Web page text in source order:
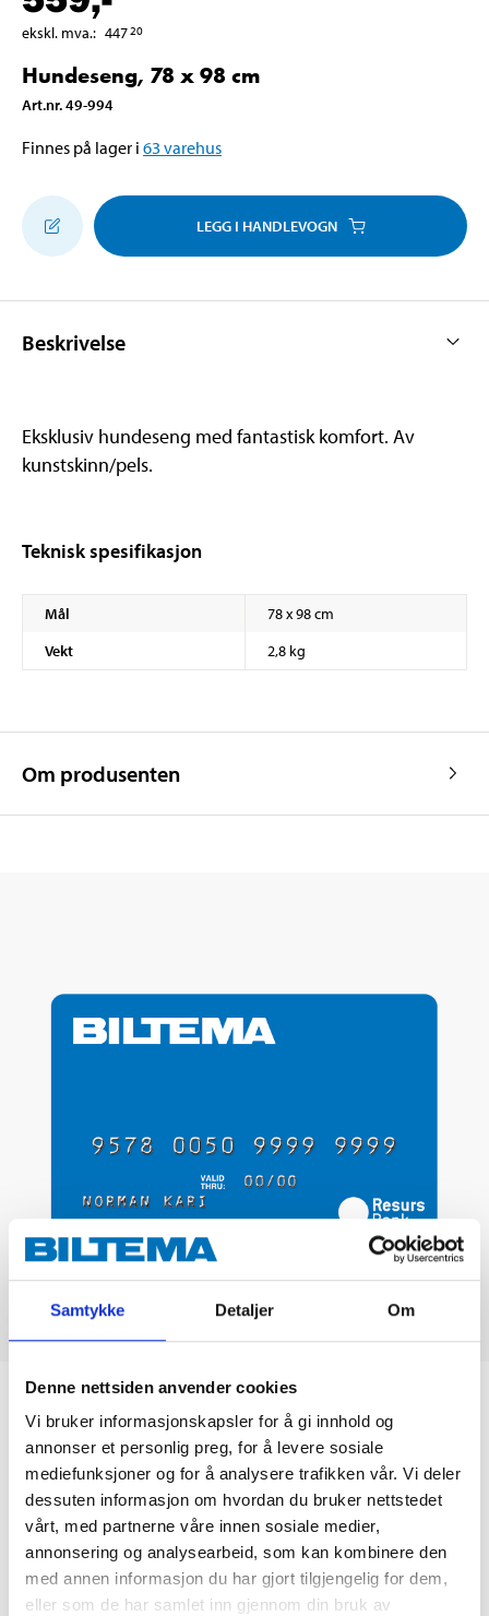
Samtykke Detaljer Om
Denne nettsiden anvender cookies
Vi bruker informasjonskapsler for å gi innhold og
annonser et personlig preg, for å levere sosiale
mediefunksjoner og for å analysere trafikken vår. Vi deler
dessuten informasjon om hvordan du bruker nettstedet
vårt, med partnerne våre innen sosiale medier,
annonsering og analysearbeid, som kan kombinere den
med annen informasjon du har gjort tilgjengelig for dem,
eller som de har samlet inn gjennom din bruk av
ekskl. mva.: 44720
Hundeseng, 78 x 98 cm
Art.nr.49-994
Finnes på lager i 63 varehus
LEGG I HANDLEVOGN
Beskrivelse
Eksklusiv hundeseng med fantastisk komfort. Av
kunstskinn/pels.
Teknisk spesifikasjon
Mål
78 x 98 cm
Vekt
2,8 kg
Om produsenten
Biltemakortet
DEL OPP DIN BETALING